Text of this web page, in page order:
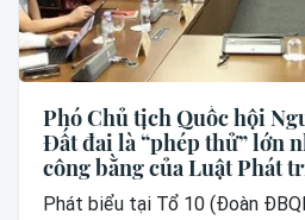
Phó Chủ tịch Quốc hội
Đất đai là “phép thử” lớn
công bằng của Luật Phát
Phát biểu tại Tổ 10 (Đoàn